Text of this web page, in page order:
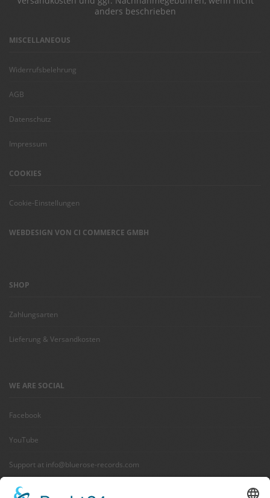
anders beschrieben
MISCELLANEOUS
Widerrufsbelehrung
AGB
Datenschutz
Impressum
COOKIES
Cookie-Einstellungen
WEBDESIGN VON CI COMMERCE GMBH
SHOP
Zahlungsarten
Lieferung & Versandkosten
WE ARE SOCIAL
Facebook
YouTube
Support at info@bluerose-records.com